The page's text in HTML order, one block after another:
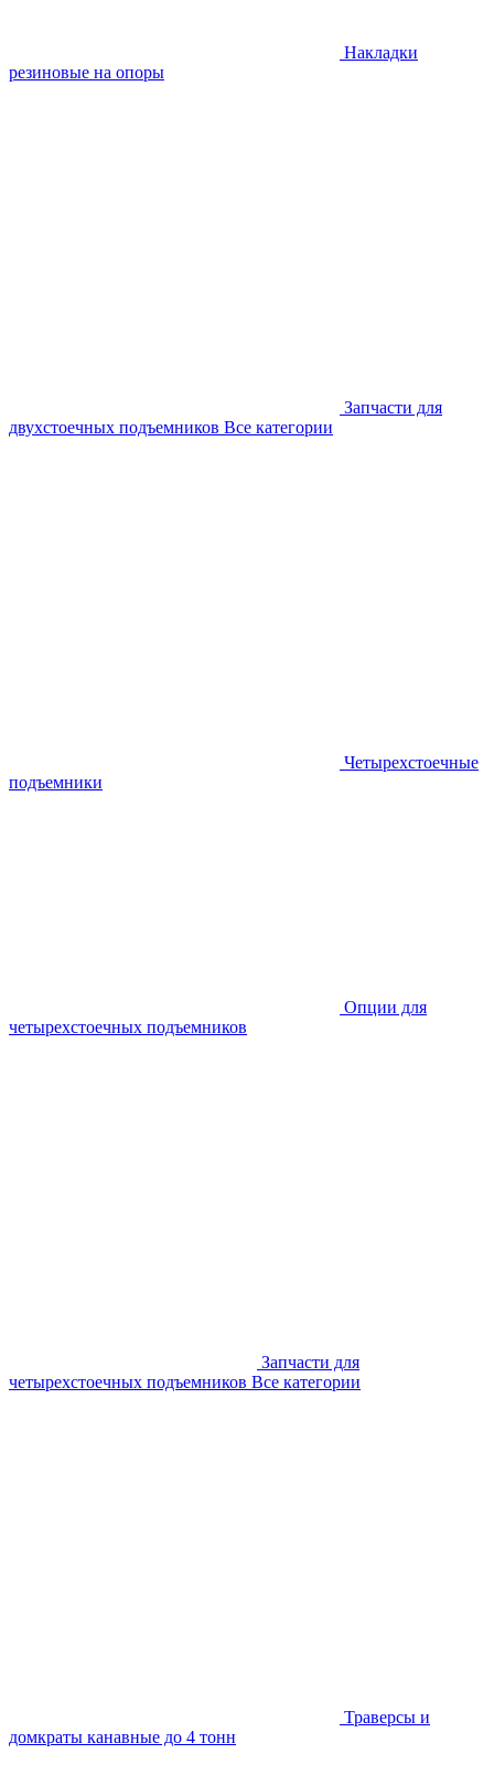
Накладки
резиновые на опоры
Запчасти для
двухстоечных подъемников Все категории
Четырехстоечные
подъемники
Опции для
четырехстоечных подъемников
Запчасти для
четырехстоечных подъемников Все категории
Траверсы и
домкраты канавные до 4 тонн